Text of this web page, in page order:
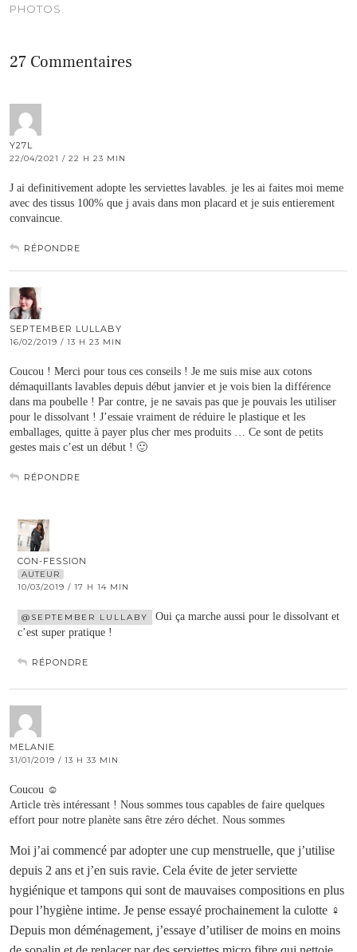
PHOTOS.
27 Commentaires
Y27L
22/04/2021 / 22 H 23 MIN
J ai definitivement adopte les serviettes lavables. je les ai faites moi meme
avec des tissus 100% que j avais dans mon placard et je suis entierement
convaincue.
RÉPONDRE
SEPTEMBER LULLABY
16/02/2019 / 13 H 23 MIN
Coucou ! Merci pour tous ces conseils ! Je me suis mise aux cotons
démaquillants lavables depuis début janvier et je vois bien la différence
dans ma poubelle ! Par contre, je ne savais pas que je pouvais les utiliser
pour le dissolvant ! J’essaie vraiment de réduire le plastique et les
emballages, quitte à payer plus cher mes produits … Ce sont de petits
gestes mais c’est un début ! 🙂
RÉPONDRE
CON-FESSION
AUTEUR
10/03/2019 / 17 H 14 MIN
@SEPTEMBER LULLABY
Oui ça marche aussi pour le dissolvant et
c’est super pratique !
RÉPONDRE
MELANIE
31/01/2019 / 13 H 33 MIN
Coucou ☺️
Article très intéressant ! Nous sommes tous capables de faire quelques
effort pour notre planète sans être zéro déchet. Nous sommes
Moi j’ai commencé par adopter une cup menstruelle, que j’utilise
depuis 2 ans et j’en suis ravie. Cela évite de jeter serviette
hygiénique et tampons qui sont de mauvaises compositions en plus
pour l’hygiène intime. Je pense essayé prochainement la culotte ‍♀️
Depuis mon déménagement, j’essaye d’utiliser de moins en moins